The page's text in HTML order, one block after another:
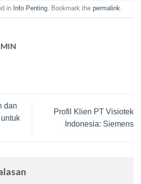
in Info Penting. Bookmark the permalink
dan
Profil Klien PT Visiotek
Indonesia: Siemens